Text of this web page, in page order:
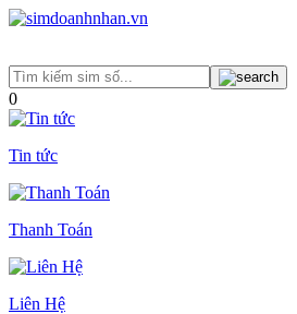
0
Tin tức
Thanh Toán
Liên Hệ